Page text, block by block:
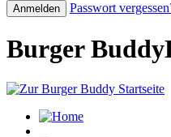
Passwort
Burger Buddy